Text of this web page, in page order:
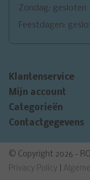
Zondag: gesloten
Feestdagen:
Klantenservice
Mijn account
Categorieën
Contactgegevens
© Copyright 2026 -
Privacy Policy